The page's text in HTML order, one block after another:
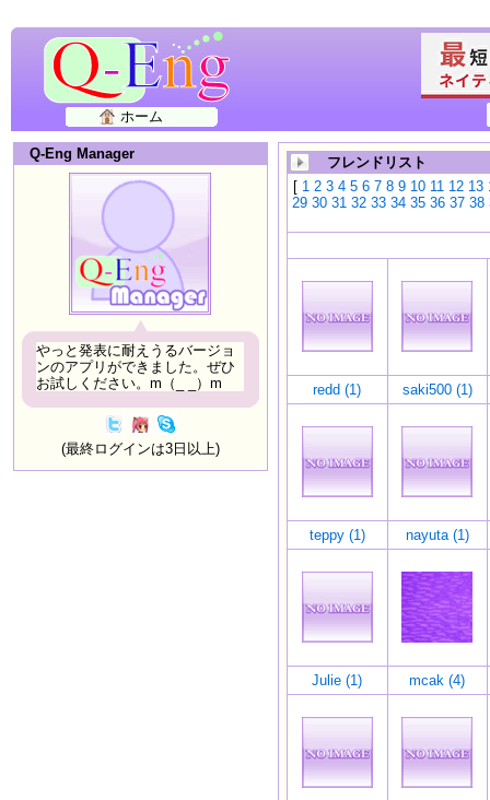
ホーム
Q-Eng Manager
やっと発表に耐えうるバージョ
ンのアプリができました。ぜひ
お試しください。m（_ _）m
(最終ログインは3日以上)
フレンドリスト
[ 1 2 3 4 5 6 7 8 9 10 11 12 13
29 30 31 32 33 34 35 36 37 38
redd (1) saki500 (1)
teppy (1) nayuta (1)
Julie (1) mcak (4)